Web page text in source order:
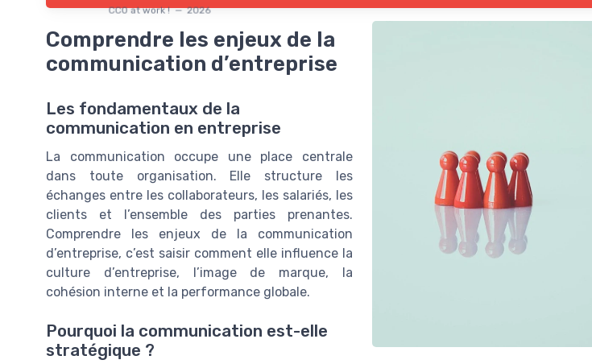
CCO at work ! — 2026
Comprendre les enjeux de la
communication d’entreprise
Les fondamentaux de la
communication en entreprise
La communication occupe une place centrale
dans toute organisation. Elle structure les
échanges entre les collaborateurs, les salariés, les
clients et l’ensemble des parties prenantes.
Comprendre les enjeux de la communication
d’entreprise, c’est saisir comment elle influence la
culture d’entreprise, l’image de marque, la
cohésion interne et la performance globale.
Pourquoi la communication est-elle
stratégique ?